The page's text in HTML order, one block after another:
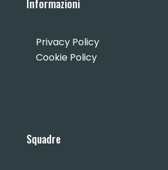
Informazioni
Privacy Policy
Cookie Policy
Squadre